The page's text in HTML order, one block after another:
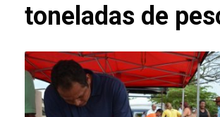
toneladas de